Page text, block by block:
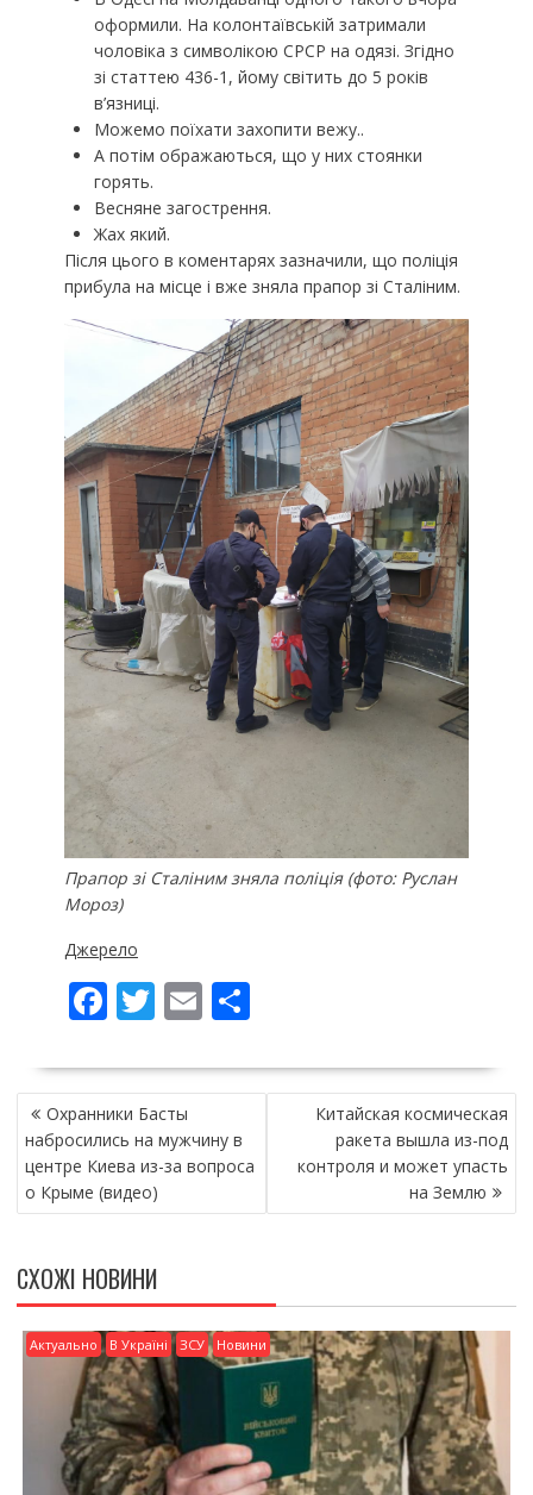
оформили. На колонтаївській затримали
чоловіка з символікою СРСР на одязі. Згідно
зі статтею 436-1, йому світить до 5 років
в’язниці.
Можемо поїхати захопити вежу..
А потім ображаються, що у них стоянки
горять.
Весняне загострення.
Жах який.
Після цього в коментарях зазначили, що поліція
прибула на місце і вже зняла прапор зі Сталіним.
Прапор зі Сталіним зняла поліція (фото: Руслан
Мороз)
Джерело
F
e
b
o
o
k
T
itt
er
E
ai
П
ді
и
и
НАВІГАЦІЯ
ЗАПИСІВ
Охранники Басты
набросились на мужчину в
центре Киева из-за вопроса
о Крыме (видео)
Китайская космическая
ракета вышла из-под
контроля и может упасть
на Землю
СХОЖІ НОВИНИ
Актуально В Україні ЗСУ Новини